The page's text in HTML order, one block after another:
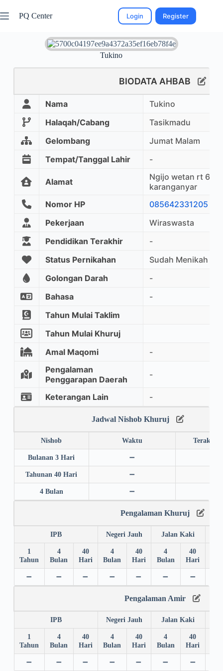
PQ Center Login Register
Tukino
BIODATA AHBAB
Nama
Tukino
Halaqah/Cabang
Tasikmadu
Gelombang
Jumat Malam
Tempat/Tanggal Lahir
-
Alamat
Ngijo wetan rt 6
karanganyar
Nomor HP
085642331205
Pekerjaan
Wiraswasta
Pendidikan Terakhir
-
Status Pernikahan
Sudah Menikah
Golongan Darah
-
Bahasa
-
Tahun Mulai Taklim
Tahun Mulai Khuruj
Amal Maqomi
-
Pengalaman
Penggarapan Daerah
-
Keterangan Lain -
Jadwal Nishob Khuruj
Nishob Waktu Terakhir
Bulanan 3 Hari ➖
Tahunan 40 Hari ➖
4 Bulan ➖
Pengalaman Khuruj
IPB Negeri Jauh Jalan Kaki
1
Tahun
4
Bulan
40
Hari
4
Bulan
40
Hari
4
Bulan
40
Hari
➖ ➖ ➖ ➖ ➖ ➖ ➖
Pengalaman Amir
IPB Negeri Jauh Jalan Kaki
1
Tahun
4
Bulan
40
Hari
4
Bulan
40
Hari
4
Bulan
40
Hari
➖ ➖ ➖ ➖ ➖ ➖ ➖